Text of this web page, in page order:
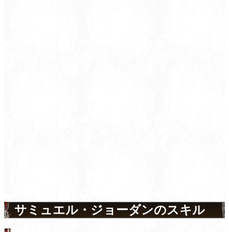
サミュエル・ジョーダンのスキル